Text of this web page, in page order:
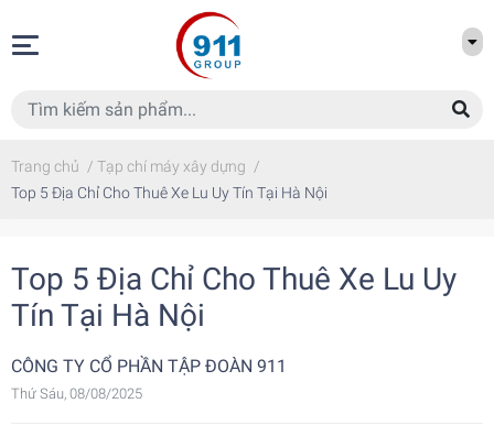
Trang chủ / Tạp chí máy xây dựng /
Top 5 Địa Chỉ Cho Thuê Xe Lu Uy Tín Tại Hà Nội
Top 5 Địa Chỉ Cho Thuê Xe Lu Uy
Tín Tại Hà Nội
CÔNG TY CỔ PHẦN TẬP ĐOÀN 911
Thứ Sáu, 08/08/2025